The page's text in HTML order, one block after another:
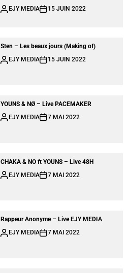
EJY MEDIA
15 JUIN 2022
Sten – Les beaux jours (Making of)
EJY MEDIA
15 JUIN 2022
YOUNS & NØ – Live PACEMAKER
EJY MEDIA
7 MAI 2022
CHAKA & NO ft YOUNS – Live 48H
EJY MEDIA
7 MAI 2022
Rappeur Anonyme – Live EJY MEDIA
EJY MEDIA
7 MAI 2022